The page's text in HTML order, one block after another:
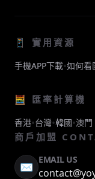
📱 實用資源
手機APP下載•如何看
🧮 匯率計算機
香港•台灣•韓國•澳門
商戶加盟
✉️ EMAIL US